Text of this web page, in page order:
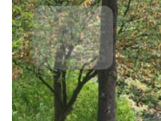
6,99 €